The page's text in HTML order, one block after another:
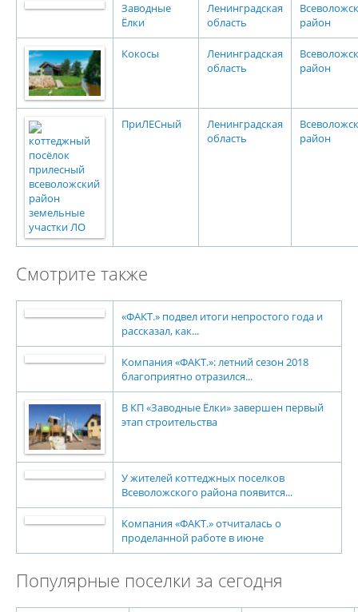
Заводные
Ёлки
Ленинградская
область
район
Кокосы
Ленинградская
область
район
ПриЛЕСный
Ленинградская
область
район
Смотрите также
«ФАКТ.» подвел итоги непростого года и
рассказал, как...
Компания «ФАКТ.»: летний сезон 2018
благоприятно отразился...
В КП «Заводные Ёлки» завершен первый
этап строительства
У жителей коттеджных поселков
Всеволожского района появится...
Компания «ФАКТ.» отчиталась о
проделанной работе в июне
Популярные поселки за сегодня